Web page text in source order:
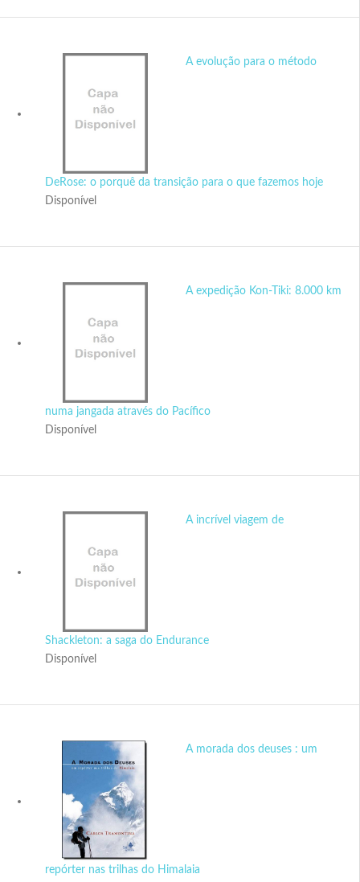
A evolução para o método
DeRose: o porquê da transição para o que fazemos hoje
Disponível
A expedição Kon-Tiki: 8.000 km
numa jangada através do Pacífico
Disponível
A incrível viagem de
Shackleton: a saga do Endurance
Disponível
A morada dos deuses : um
repórter nas trilhas do Himalaia